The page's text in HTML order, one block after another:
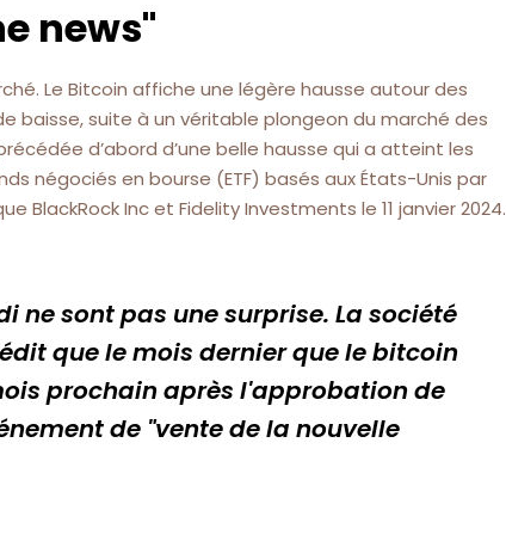
news"
Le Bitcoin affiche une légère hausse autour des
baisse, suite à un véritable plongeon du marché des
d’abord d’une belle hausse qui a atteint les
négociés en bourse (ETF) basés aux États-Unis par
Inc et Fidelity Investments le 11 janvier 2024.
ne sont pas une surprise. La société
que le mois dernier que le bitcoin
prochain après l'approbation de
de "vente de la nouvelle